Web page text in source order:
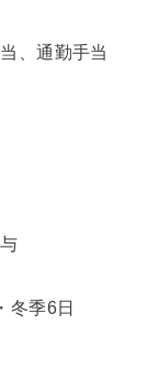
、通勤手当
冬季6日